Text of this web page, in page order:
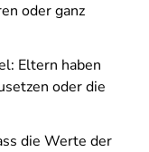
oder ganz
Eltern haben
oder die
die Werte der